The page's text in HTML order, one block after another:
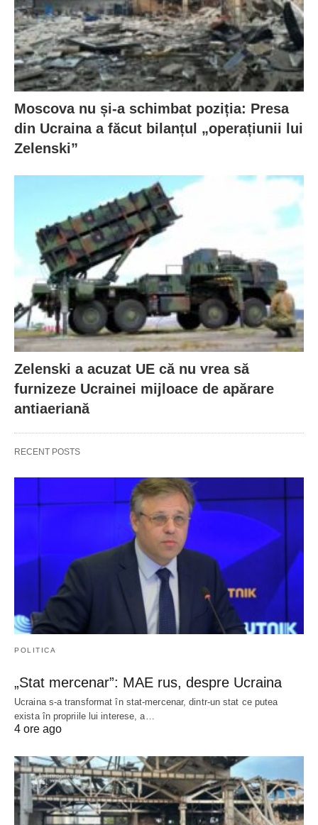
Moscova nu și-a schimbat poziția: Presa
din Ucraina a făcut bilanțul „operațiunii lui
Zelenski”
Zelenski a acuzat UE că nu vrea să
furnizeze Ucrainei mijloace de apărare
antiaeriană
RECENT POSTS
POLITICA
„Stat mercenar”: MAE rus, despre Ucraina
Ucraina s-a transformat în stat-mercenar, dintr-un stat ce putea
exista în propriile lui interese, a…
4 ore ago